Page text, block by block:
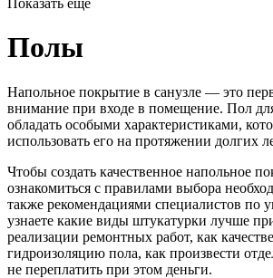
Полы
Напольное покрытие в санузле ― это
внимание при входе в помещение. Пол
обладать особыми характеристиками,
использовать его на протяжении долгих
Чтобы создать качественное напольное
ознакомиться с правилами выбора
также рекомендациями специалистов по
узнаете какие виды штукатурки лучше
реализации ремонтных работ, как
гидроизоляцию пола, как произвести
не переплатить при этом деньги.